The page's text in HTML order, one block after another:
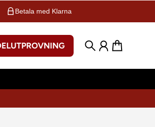
Betala med Klarna
Sök KontoVarukorg